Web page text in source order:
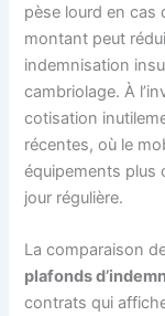
pèse lourd en cas
montant peut
indemnisation
cambriolage. À
cotisation
récentes, où le
équipements plus
jour régulière.
La comparaison
plafonds
contrats qui